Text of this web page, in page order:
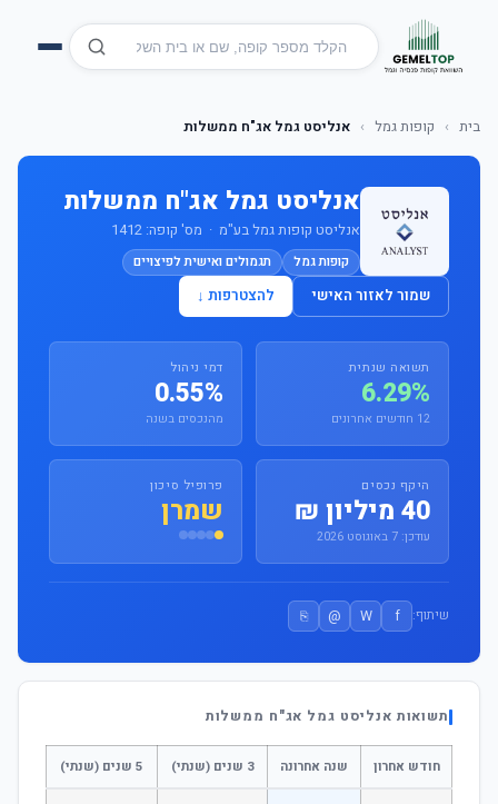
בית › קופות גמל › אנליסט גמל אג"ח ממשלות
אנליסט גמל אג"ח ממשלות
אנליסט קופות גמל בע"מ · מס' קופה: 1412
קופות גמל תגמולים ואישית לפיצויים
שמור לאזור האישי להצטרפות ↓
תשואה שנתית
6.29%
12 חודשים אחרונים
דמי ניהול
0.55%
מהנכסים בשנה
היקף נכסים
40 מיליון ₪
עודכן: 7 באוגוסט 2026
פרופיל סיכון
שמרן
שיתוף: f
W
@
⎘
תשואות אנליסט גמל אג"ח ממשלות
חודש אחרון שנה אחרונה 3 שנים (שנתי) 5 שנים (שנתי)